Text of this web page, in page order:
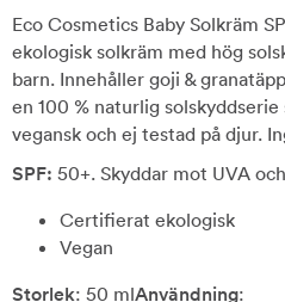
Eco Cosmetics Baby Solkräm
ekologisk solkräm med hög
barn. Innehåller goji &
en 100 % naturlig
vegansk och ej testad på djur.
SPF: 50+. Skyddar mot UVA
Certifierat ekologisk
Vegan
Storlek: 50 mlAnvändning: